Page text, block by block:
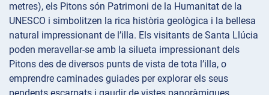
metres), els Pitons són Patrimoni de la Humanitat de la
UNESCO i simbolitzen la rica història geològica i la bellesa
natural impressionant de l’illa. Els visitants de Santa Llúcia
poden meravellar-se amb la silueta impressionant dels
Pitons des de diversos punts de vista de tota l’illa, o
emprendre caminades guiades per explorar els seus
pendents escarpats i gaudir de vistes panoràmiques